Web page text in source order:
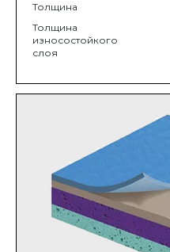
Толщина
Толщина
износостойкого
слоя